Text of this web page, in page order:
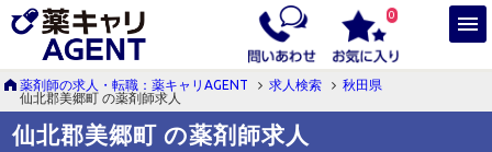
0
薬剤師の求人・転職：薬キャリAGENT 求人検索
秋田県
仙北郡美郷町 の薬剤師求人
仙北郡美郷町 の薬剤師求人